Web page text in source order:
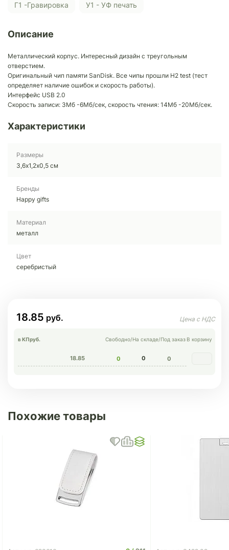
Г1 -Гравировка У1 - УФ печать
Описание
Металлический корпус. Интересный дизайн с треугольным
отверстием.
Оригинальный чип памяти SanDisk. Все чипы прошли H2 test (тест
определяет наличие ошибок и скорость работы).
Интерфейс USB 2.0
Скорость записи: 3Mб -6Mб/сек, скорость чтения: 14Mб -20Mб/сек.
Характеристики
Размеры
3,6х1,2х0,5 см
Бренды
Happy gifts
Материал
металл
Цвет
серебристый
18.85
в КПруб. Свободно/На складе/Под заказ В корзину
18.85 0 0 0
Похожие товары